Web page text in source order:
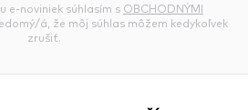
e-noviniek súhlasím s OBCHODNÝMI
á, že môj súhlas môžem kedykoľvek
zrušiť.